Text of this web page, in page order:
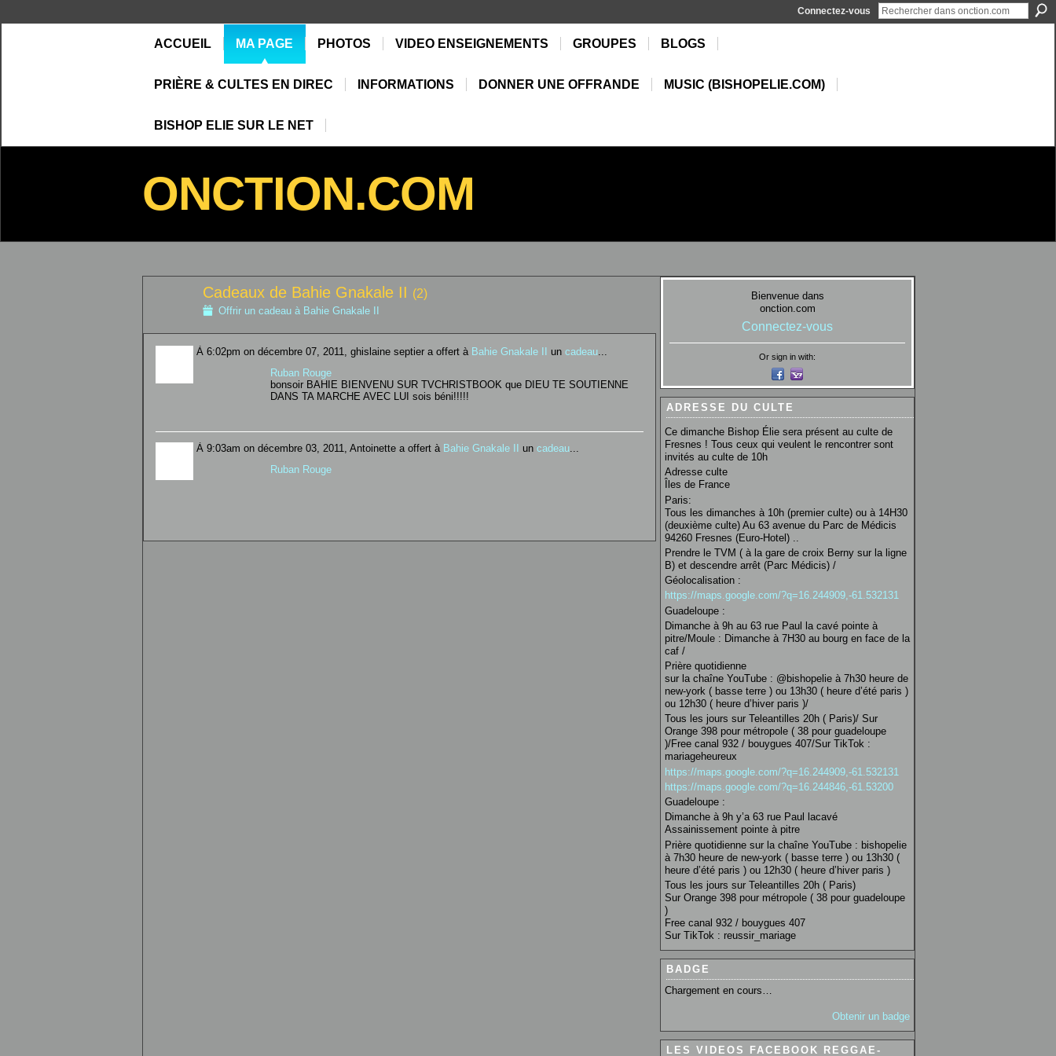
Connectez-vous
ACCUEIL MA PAGE PHOTOS VIDEO ENSEIGNEMENTS GROUPES BLOGS
PRIÈRE & CULTES EN DIREC INFORMATIONS DONNER UNE OFFRANDE MUSIC (BISHOPELIE.COM)
BISHOP ELIE SUR LE NET
ONCTION.COM
Cadeaux de Bahie Gnakale II (2)
Offrir un cadeau à Bahie Gnakale II
À 6:02pm on décembre 07, 2011, ghislaine septier a offert à Bahie Gnakale II un cadeau...
Ruban Rouge
bonsoir BAHIE BIENVENU SUR TVCHRISTBOOK que DIEU TE SOUTIENNE
DANS TA MARCHE AVEC LUI sois béni!!!!!
À 9:03am on décembre 03, 2011, Antoinette a offert à Bahie Gnakale II un cadeau...
Ruban Rouge
Bienvenue dans
onction.com
Connectez-vous
Or sign in with:
ADRESSE DU CULTE
Ce dimanche Bishop Élie sera présent au culte de
Fresnes ! Tous ceux qui veulent le rencontrer sont
invités au culte de 10h
Adresse culte
Îles de France
Paris:
Tous les dimanches à 10h (premier culte) ou à 14H30
(deuxième culte) Au 63 avenue du Parc de Médicis
94260 Fresnes (Euro-Hotel) ..
Prendre le TVM ( à la gare de croix Berny sur la ligne
B) et descendre arrêt (Parc Médicis) /
Géolocalisation :
https://maps.google.com/?q=16.244909,-61.532131
Guadeloupe :
Dimanche à 9h au 63 rue Paul la cavé pointe à
pitre/Moule : Dimanche à 7H30 au bourg en face de la
caf /
Prière quotidienne
sur la chaîne YouTube : @bishopelie à 7h30 heure de
new-york ( basse terre ) ou 13h30 ( heure d’été paris )
ou 12h30 ( heure d’hiver paris )/
Tous les jours sur Teleantilles 20h ( Paris)/ Sur
Orange 398 pour métropole ( 38 pour guadeloupe
)/Free canal 932 / bouygues 407/Sur TikTok :
mariageheureux
https://maps.google.com/?q=16.244909,-61.532131
https://maps.google.com/?q=16.244846,-61.53200
Guadeloupe :
Dimanche à 9h y’a 63 rue Paul lacavé
Assainissement pointe à pitre
Prière quotidienne sur la chaîne YouTube : bishopelie
à 7h30 heure de new-york ( basse terre ) ou 13h30 (
heure d’été paris ) ou 12h30 ( heure d’hiver paris )
Tous les jours sur Teleantilles 20h ( Paris)
Sur Orange 398 pour métropole ( 38 pour guadeloupe
)
Free canal 932 / bouygues 407
Sur TikTok : reussir_mariage
BADGE
Chargement en cours…
Obtenir un badge
LES VIDEOS FACEBOOK REGGAE-